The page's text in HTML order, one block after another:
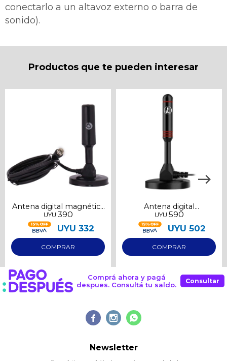
conectarlo a un altavoz externo o barra de
sonido).
Productos que te pueden interesar
Antena digital magnética
Goldtech para interior
UYU 390
UYU 332
Antena digital
sintonizador para Tv
UYU 590
UYU 502
Comprá ahora y pagá
despues. Consultá tu saldo.
Consultar
  
Newsletter